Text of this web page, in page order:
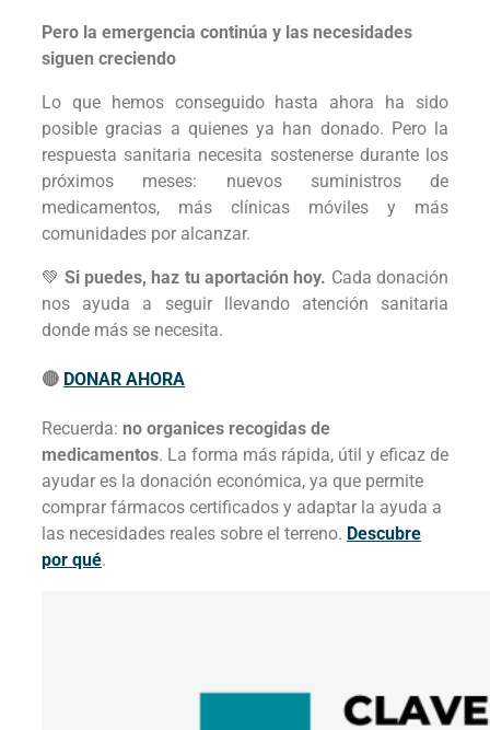
Pero la emergencia continúa y las necesidades
siguen creciendo
Lo que hemos conseguido hasta ahora ha sido
posible gracias a quienes ya han donado. Pero la
respuesta sanitaria necesita sostenerse durante los
próximos meses: nuevos suministros de
medicamentos, más clínicas móviles y más
comunidades por alcanzar.
💚 Si puedes, haz tu aportación hoy. Cada donación
nos ayuda a seguir llevando atención sanitaria
donde más se necesita.
🔴 DONAR AHORA
Recuerda: no organices recogidas de
medicamentos. La forma más rápida, útil y eficaz de
ayudar es la donación económica, ya que permite
comprar fármacos certificados y adaptar la ayuda a
las necesidades reales sobre el terreno. Descubre
por qué.